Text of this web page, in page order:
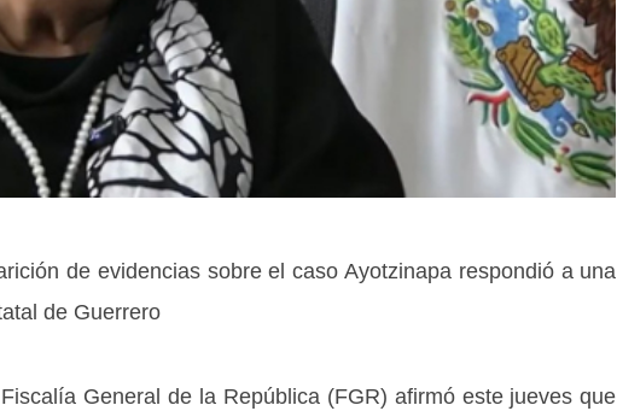
de evidencias sobre el caso Ayotzinapa respondió a una
de Guerrero
General de la República (FGR) afirmó este jueves que